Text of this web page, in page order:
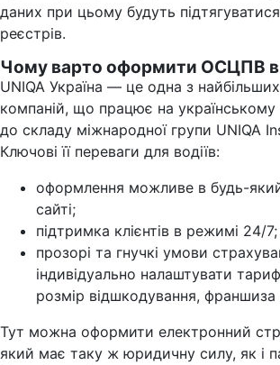
даних при цьому будуть
реєстрів.
Чому варто оформити ОСЦПВ в
UNIQA Україна — це одна з
компаній, що працює на українському
до складу міжнародної групи UNIQA
Ключові її переваги для водіїв:
оформлення можливе в будь-
сайті;
підтримка клієнтів в режимі 24/7;
прозорі та гнучкі умови
індивідуально налаштувати
розмір відшкодування,
Тут можна оформити електронний
який має таку ж юридичну силу, як і